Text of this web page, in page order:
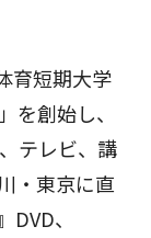
育短期大学
創始し、
テレビ、講
・東京に直
DVD、